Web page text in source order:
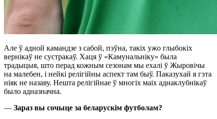
Але ў адной камандзе з сабой, пэўна, такіх ужо глыбокіх
вернікаў не сустракаў. Хаця ў «Камунальніку» была
традыцыя, што перад кожным сезонам мы ехалі ў Жыровічы
на малебен, і нейкі релігійны аспект там быў. Паказухай я гэта
ніяк не назаву. Нешта релігійнае ў многіх маіх аднаклубнікаў
было адназначна.
— Зараз вы сочыце за беларускім футболам?